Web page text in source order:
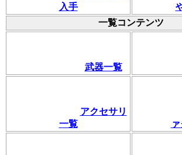
入手
一覧コンテンツ
武器一覧
アクセサリ
一覧